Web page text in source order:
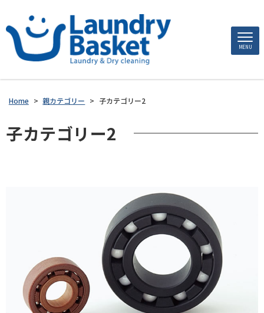
MENU
Home > 親カテゴリー > 子カテゴリー2
子カテゴリー2